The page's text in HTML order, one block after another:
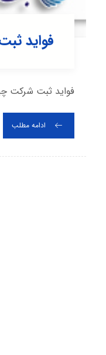
فواید
فواید ثبت شرکت
ادامه مطلب